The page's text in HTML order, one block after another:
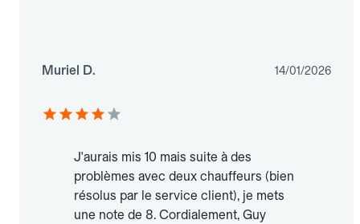
Muriel D. 14/01/2026
J'aurais mis 10 mais suite à des
problèmes avec deux chauffeurs (bien
résolus par le service client), je mets
une note de 8. Cordialement, Guy